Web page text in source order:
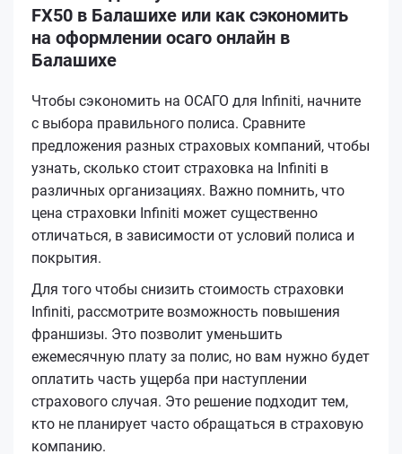
FX50 в Балашихе или как сэкономить
на оформлении осаго онлайн в
Балашихе
Чтобы сэкономить на ОСАГО для Infiniti, начните
с выбора правильного полиса. Сравните
предложения разных страховых компаний, чтобы
узнать, сколько стоит страховка на Infiniti в
различных организациях. Важно помнить, что
цена страховки Infiniti может существенно
отличаться, в зависимости от условий полиса и
покрытия.
Для того чтобы снизить стоимость страховки
Infiniti, рассмотрите возможность повышения
франшизы. Это позволит уменьшить
ежемесячную плату за полис, но вам нужно будет
оплатить часть ущерба при наступлении
страхового случая. Это решение подходит тем,
кто не планирует часто обращаться в страховую
компанию.